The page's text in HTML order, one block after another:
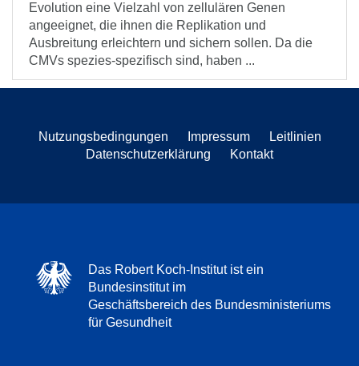
Evolution eine Vielzahl von zellulären Genen
angeeignet, die ihnen die Replikation und
Ausbreitung erleichtern und sichern sollen. Da die
CMVs spezies-spezifisch sind, haben ...
Nutzungsbedingungen Impressum
Leitlinien
Datenschutzerklärung
Kontakt
Das Robert Koch-Institut ist ein
Bundesinstitut im
Geschäftsbereich des Bundesministeriums
für Gesundheit